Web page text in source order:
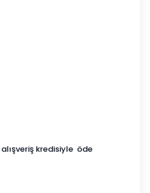
alışveriş kredisiyle öde